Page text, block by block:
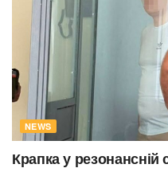
NEWS
Крапка у резонансній